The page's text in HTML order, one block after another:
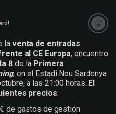
la venta de entradas
al CE Europa, encuentro
8 de la Primera
, en el Estadi Nou Sardenya
a las 21:00 horas. El
precios:
de gastos de gestión